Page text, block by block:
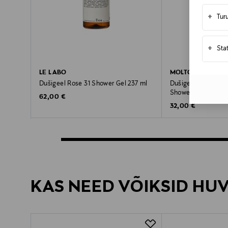
+
+
LE LABO
Dušigeel Rose 31 Shower Gel 237 ml
Original Price
62,00 €
MOLTON BROWN
Dušigeel Dark
Shower Gel, 300 ml
Original Price
32,00 €
KAS NEED VÕIKSID